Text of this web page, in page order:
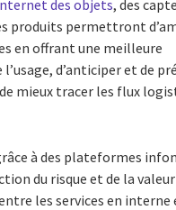
des objets, des
produits permettront
en offrant une meilleure
d’anticiper et de
mieux tracer les flux
à des plateformes
du risque et de la
les services en interne